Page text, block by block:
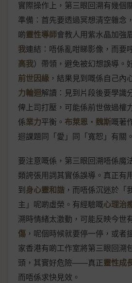
實際操作上，第三眼回溯有幾個
準備：首先要透過冥想清空雜念
啲靈性導師會教人用紫水晶加強
我連結：唔係亂咁睇影像，而要
高我）帶領，避免被幻想誤導。
前世因緣 ，結果見到嘅係自己內
力輪迴解讀：見到片段後要學識
俾上司打壓，可能係前世做過權
係業力平衡。 布萊恩‧魏斯嘅著
迴課題同「愛」同「寬恕」有關。
要注意嘅係，第三眼回溯唔係魔
類誇張用詞其實係誤導。真正有
到身心靈和諧 ，而唔係沉迷於「
主」呢啲虛榮。有經驗嘅心理治
溯時情緒太激動，可能反映今世
傷 ，呢個時候就要停一停，或者
家香港有啲工作室將第三眼回溯
頭，其實好危險——真正靈性成
而唔係求快見效。